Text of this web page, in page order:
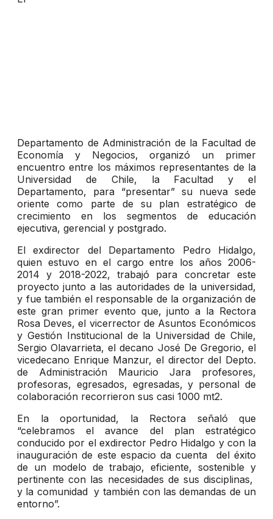
Departamento de Administración de la Facultad de
Economía y Negocios, organizó un primer
encuentro entre los máximos representantes de la
Universidad de Chile, la Facultad y el
Departamento, para “presentar” su nueva sede
oriente como parte de su plan estratégico de
crecimiento en los segmentos de educación
ejecutiva, gerencial y postgrado.
El exdirector del Departamento Pedro Hidalgo,
quien estuvo en el cargo entre los años 2006-
2014 y 2018-2022, trabajó para concretar este
proyecto junto a las autoridades de la universidad,
y fue también el responsable de la organización de
este gran primer evento que, junto a la Rectora
Rosa Deves, el vicerrector de Asuntos Económicos
y Gestión Institucional de la Universidad de Chile,
Sergio Olavarrieta, el decano José De Gregorio, el
vicedecano Enrique Manzur, el director del Depto.
de Administración Mauricio Jara profesores,
profesoras, egresados, egresadas, y personal de
colaboración recorrieron sus casi 1000 mt2.
En la oportunidad, la Rectora señaló que
“celebramos el avance del plan estratégico
conducido por el exdirector Pedro Hidalgo y con la
inauguración de este espacio da cuenta del éxito
de un modelo de trabajo, eficiente, sostenible y
pertinente con las necesidades de sus disciplinas,
y la comunidad y también con las demandas de un
entorno”.